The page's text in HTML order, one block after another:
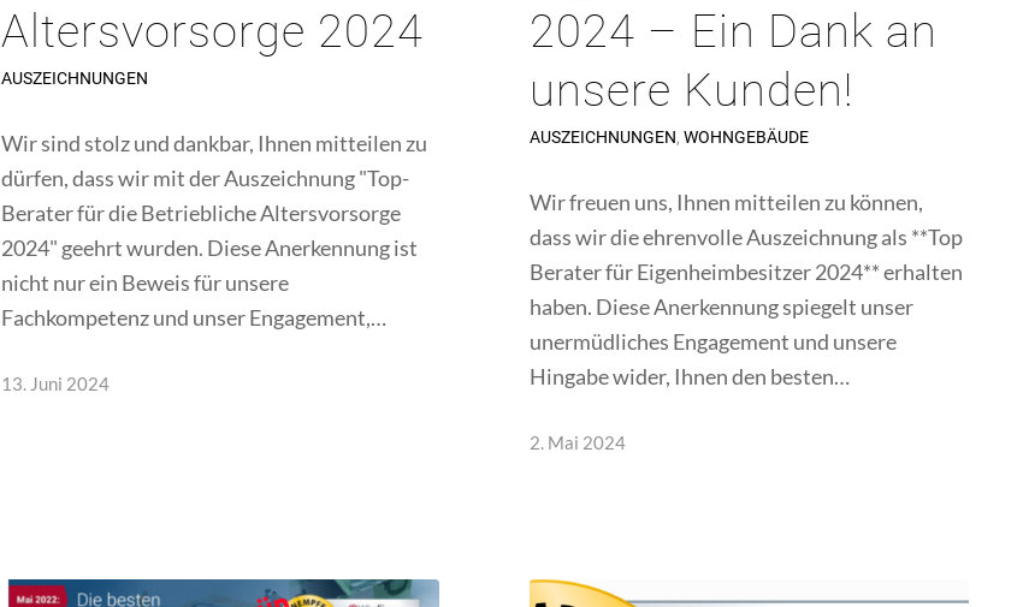
Altersvorsorge 2024
AUSZEICHNUNGEN
Wir sind stolz und dankbar, Ihnen mitteilen zu
dürfen, dass wir mit der Auszeichnung "Top-
Berater für die Betriebliche Altersvorsorge
2024" geehrt wurden. Diese Anerkennung ist
nicht nur ein Beweis für unsere
Fachkompetenz und unser Engagement,…
13. Juni 2024
2024 – Ein Dank an
unsere Kunden!
AUSZEICHNUNGEN,WOHNGEBÄUDE
Wir freuen uns, Ihnen mitteilen zu können,
dass wir die ehrenvolle Auszeichnung als **Top
Berater für Eigenheimbesitzer 2024** erhalten
haben. Diese Anerkennung spiegelt unser
unermüdliches Engagement und unsere
Hingabe wider, Ihnen den besten…
2. Mai 2024